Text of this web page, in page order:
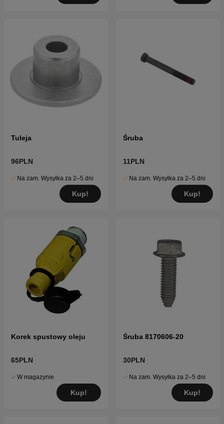
Tuleja
96PLN
Na zam. Wysyłka za 2–5 dni
Kup!
Śruba
11PLN
Na zam. Wysyłka za 2–5 dni
Kup!
Korek spustowy oleju
65PLN
W magazynie
Kup!
Śruba 8170606-20
30PLN
Na zam. Wysyłka za 2–5 dni
Kup!